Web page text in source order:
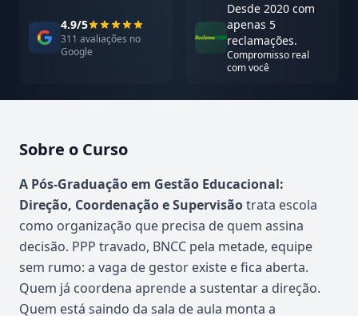
4.9/5
311 avaliações no
Google
Desde 2020 com
apenas 5
reclamações.
Compromisso real
com você
Sobre o Curso
Atualizado em abril de 2026
A Pós-Graduação em Gestão Educacional:
Direção, Coordenação e Supervisãotrata escola
como organização que precisa de quem assina
decisão. PPP travado, BNCC pela metade, equipe
sem rumo: a vaga de gestor existe e fica aberta.
Quem já coordena aprende a sustentar a direção.
Quem está saindo da sala de aula monta a